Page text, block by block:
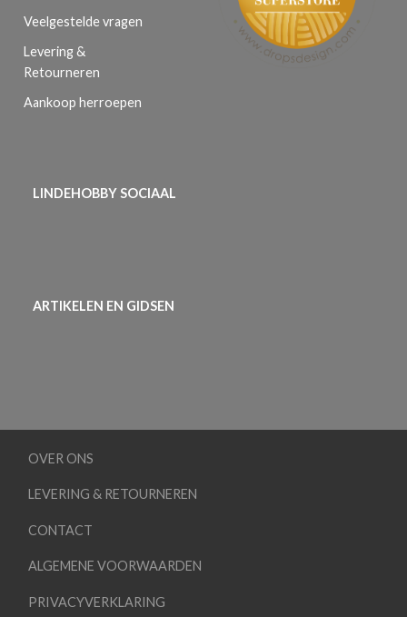
Veelgestelde vragen
Levering &
Retourneren
Aankoop herroepen
LINDEHOBBY SOCIAAL
ARTIKELEN EN GIDSEN
OVER ONS
LEVERING & RETOURNEREN
CONTACT
ALGEMENE VOORWAARDEN
PRIVACYVERKLARING